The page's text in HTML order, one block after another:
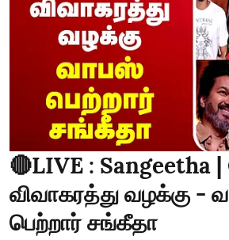
🔴LIVE : Sangeetha
விவாகரத்து வழக்கு -
பெற்றார் சங்கீதா